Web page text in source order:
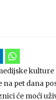
na pet dana
će moći